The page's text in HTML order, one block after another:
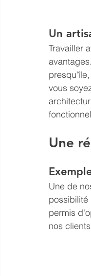
Un
Travailler
vous
Une
Une de
possibilité
permis
nos